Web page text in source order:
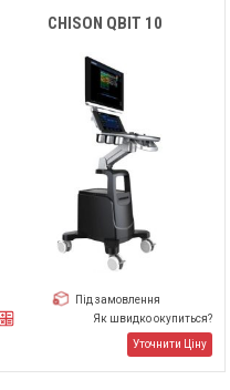
CHISON QBIT 10
Під замовлення
Як швидко окупиться?
Уточнити Ціну